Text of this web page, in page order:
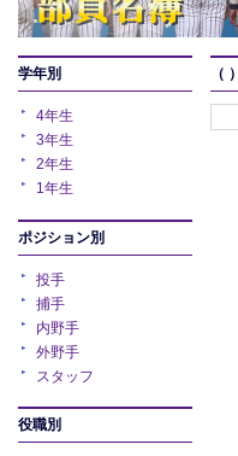
学年別
4年生
3年生
2年生
1年生
ポジション別
投手
捕手
内野手
外野手
スタッフ
役職別
（ ）